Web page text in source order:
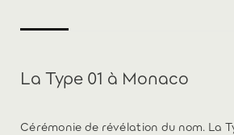
La Type 01 à Monaco
Cérémonie de révélation du nom. La